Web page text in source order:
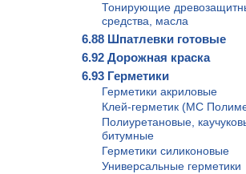
Тонирующие
средства, масла
6.88 Шпатлевки готовые
6.92 Дорожная краска
6.93 Герметики
Герметики акриловые
Клей-герметик (МС
Полиуретановые,
битумные
Герметики силиконовые
Универсальные герметики